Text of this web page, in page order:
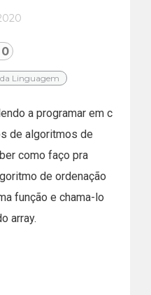
0
Linguagem
a programar em c
de algoritmos de
como faço pra
de ordenação
função e chama-lo
array.